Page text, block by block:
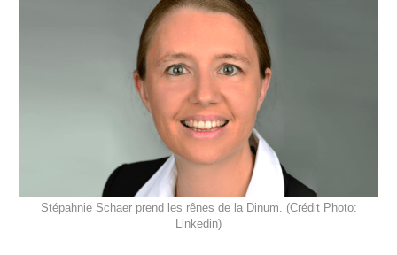
Stépahnie Schaer prend les rênes de la Dinum. (Crédit Photo:
Linkedin)